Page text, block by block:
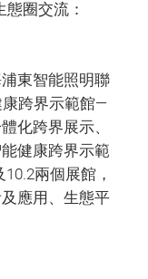
圈交流：
東智能照明聯
康跨界示範館—
化跨界展示、
健康跨界示範
兩個展館，
應用、生態平